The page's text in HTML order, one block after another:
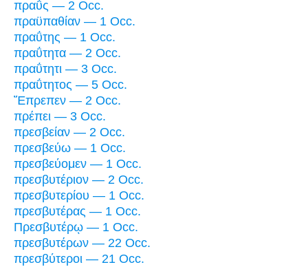
πραΰς — 2 Occ.
πραϋπαθίαν — 1 Occ.
πραΰτης — 1 Occ.
πραΰτητα — 2 Occ.
πραΰτητι — 3 Occ.
πραΰτητος — 5 Occ.
Ἔπρεπεν — 2 Occ.
πρέπει — 3 Occ.
πρεσβείαν — 2 Occ.
πρεσβεύω — 1 Occ.
πρεσβεύομεν — 1 Occ.
πρεσβυτέριον — 2 Occ.
πρεσβυτερίου — 1 Occ.
πρεσβυτέρας — 1 Occ.
Πρεσβυτέρῳ — 1 Occ.
πρεσβυτέρων — 22 Occ.
πρεσβύτεροι — 21 Occ.